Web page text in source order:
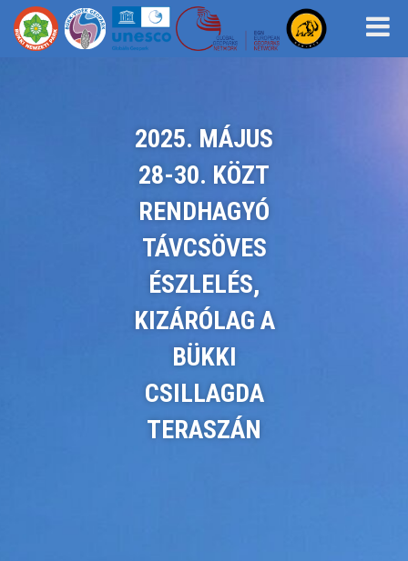
2025. MÁJUS
28-30. KÖZT
RENDHAGYÓ
TÁVCSÖVES
ÉSZLELÉS,
KIZÁRÓLAG A
BÜKKI
CSILLAGDA
TERASZÁN